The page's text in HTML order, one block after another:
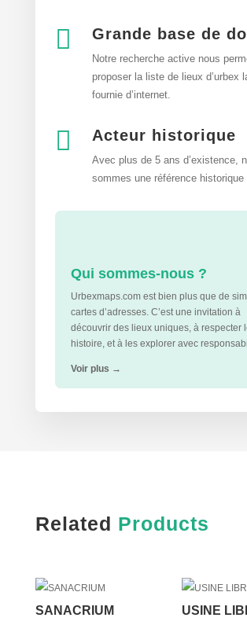
 Grande base de
Notre recherche active nous
proposer la liste de lieux d’urbex
fournie d’internet.
 Acteur historique
Avec plus de 5 ans d’existence,
sommes une référence historique
Qui sommes-nous ?
Urbexmaps.com est bien plus que de
cartes d’adresses. C’est une invitation à
découvrir des lieux uniques, à respecter
histoire, et à les explorer avec
Voir plus →
Related Products
SANACRIUM USINE